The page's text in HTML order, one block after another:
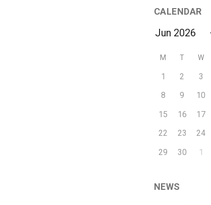
CALENDAR
M T W
1 2 3
8
9 10
15
16 17
22
23 24
29
30 1
NEWS